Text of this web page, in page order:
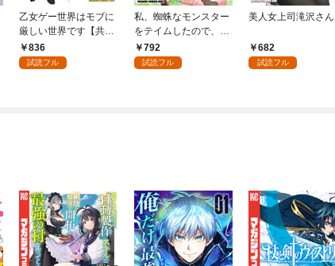
乙女ゲー世界はモブに
厳しい世界です【共和
国編】 ０１
836
試読フル
私、蜘蛛なモンスター
をテイムしたので、ス
パイダーシルクで裁縫
を頑張ります！ 1
792
試読フル
美人女上司滝沢さん
682
試読フル